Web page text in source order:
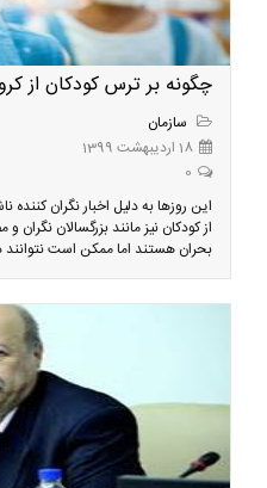
چگونه بر ترس کودکان از
سازمان
18 اردیبهشت 1399
0
این روزها به دلیل اخبار نگران
از کودکان نیز مانند بزرگسالان
بحران هستند اما ممکن است